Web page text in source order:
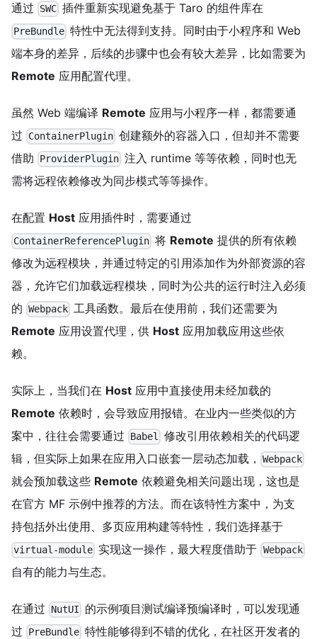
通过
SWC 插件重新实现避免基于 Taro 的组件库在
PreBundle 特性中无法得到支持。同时由于小程序和 Web
端本身的差异，后续的步骤中也会有较大差异，比如需要为
Remote 应用配置代理。
虽然 Web 端编译 Remote 应用与小程序一样，都需要通
过
ContainerPlugin 创建额外的容器入口，但却并不需要
借助
ProviderPlugin 注入 runtime 等等依赖，同时也无
需将远程依赖修改为同步模式等等操作。
在配置 Host 应用插件时，需要通过
ContainerReferencePlugin 将 Remote 提供的所有依赖
修改为远程模块，并通过特定的引用添加作为外部资源的容
器，允许它们加载远程模块，同时为公共的运行时注入必须
的 Webpack 工具函数。最后在使用前，我们还需要为
Remote 应用设置代理，供 Host 应用加载应用这些依
赖。
实际上，当我们在 Host 应用中直接使用未经加载的
Remote 依赖时，会导致应用报错。在业内一些类似的方
案中，往往会需要通过
Babel 修改引用依赖相关的代码逻
辑，但实际上如果在应用入口嵌套一层动态加载，
Webpack
就会预加载这些 Remote 依赖避免相关问题出现，这也是
在官方 MF 示例中推荐的方法。而在该特性方案中，为支
持包括外出使用、多页应用构建等特性，我们选择基于
virtual-module 实现这一操作，最大程度借助于 Webpack
自有的能力与生态。
在通过 NutUI
的示例项目测试编译预编译时，可以发现通
过
PreBundle 特性能够得到不错的优化，在社区开发者的